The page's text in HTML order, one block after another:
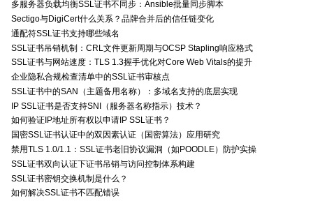
多服务器负载均衡SSL证书不同步：Ansible批量同步脚本
Sectigo与DigiCert什么关系？品牌合并后的信任链变化
通配符SSL证书支持哪些域名
SSL证书吊销机制：CRL文件更新周期与OCSP Stapling响应格式
SSL证书与网站速度：TLS 1.3握手优化对Core Web Vitals的提升
企业隐私合规检查清单中的SSL证书审核点
SSL证书中的SAN（主题备用名称）：多域名支持的底层实现
IP SSL证书是否支持SNI（服务器名称指示）技术？
如何验证IP地址所有权以申请IP SSL证书？
国密SSL证书认证中的双因素认证（国密算法）应用研究
禁用TLS 1.0/1.1：SSL证书老旧协议漏洞（如POODLE）防护实操
SSL证书双向认证下证书吊销与访问控制体系构建
SSL证书密钥交换机制是什么？
如何解决SSL证书不匹配错误